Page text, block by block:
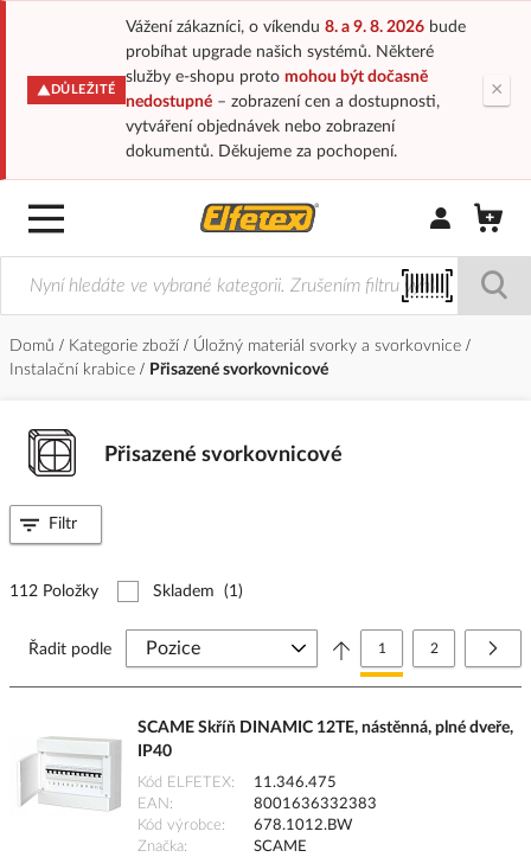
DŮLEŽITÉ
Vážení zákazníci, o víkendu 8. a 9. 8. 2026bude
probíhat upgrade našich systémů. Některé
služby e-shopu proto mohou být dočasně
nedostupné– zobrazení cen a dostupnosti,
vytváření objednávek nebo zobrazení
dokumentů. Děkujeme za pochopení.
×
Přihlásit/
Domů Kategorie zboží
Úložný materiál svorky a svorkovnice
Instalační krabice
Přisazené svorkovnicové
Přisazené svorkovnicové
112 Položky Skladem (1)
Stránka
Právě si prohlížíte
1 Stránka
2
Řadit podle
SCAME Skříň DINAMIC 12TE, nástěnná, plné dveře,
IP40
Kód ELFETEX
11.346.475
EAN
8001636332383
Kód výrobce
678.1012.BW
Značka
SCAME
Filtr